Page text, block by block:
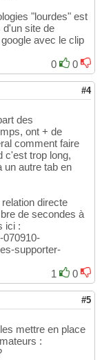
"lourdes" est
d'un site de
avec le clip
0
0
#4
des
ont + de
comment faire
c'est trop long,
un autre tab en
directe
de secondes à
ici :
070910-
supporter-
1
0
#5
mettre en place
: